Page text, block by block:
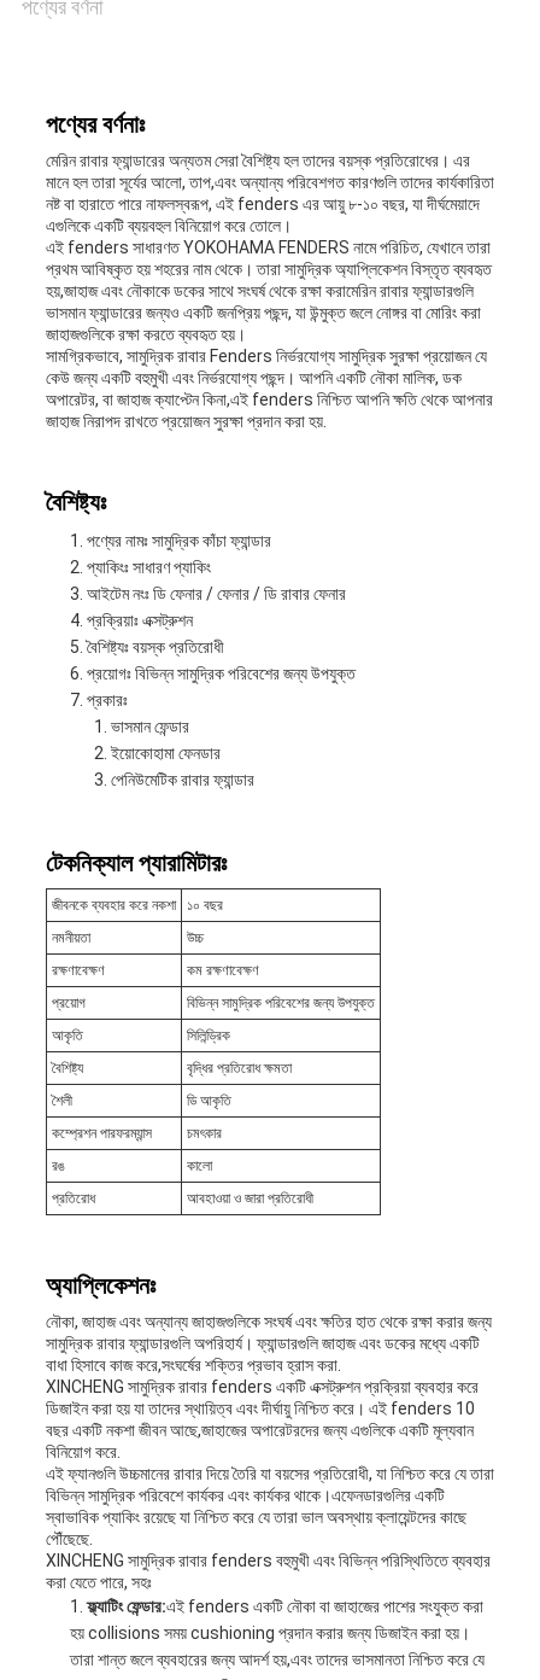
সাইট
ম্যাপ
PRIVACY
POLICY
পণ্যের বর্ণনা
পণ্যের বর্ণনাঃ
মেরিন রাবার ফ্যান্ডারের অন্যতম সেরা বৈশিষ্ট্য হল তাদের বয়স্ক প্রতিরোধের। এর
মানে হল তারা সূর্যের আলো, তাপ,এবং অন্যান্য পরিবেশগত কারণগুলি তাদের কার্যকারিতা
নষ্ট বা হারাতে পারে নাফলস্বরূপ, এই fenders এর আয়ু ৮-১০ বছর, যা দীর্ঘমেয়াদে
এগুলিকে একটি ব্যয়বহুল বিনিয়োগ করে তোলে।
এই fenders সাধারণত YOKOHAMA FENDERS নামে পরিচিত, যেখানে তারা
প্রথম আবিষ্কৃত হয় শহরের নাম থেকে। তারা সামুদ্রিক অ্যাপ্লিকেশন বিস্তৃত ব্যবহৃত
হয়,জাহাজ এবং নৌকাকে ডকের সাথে সংঘর্ষ থেকে রক্ষা করামেরিন রাবার ফ্যান্ডারগুলি
ভাসমান ফ্যান্ডারের জন্যও একটি জনপ্রিয় পছন্দ, যা উন্মুক্ত জলে নোঙ্গর বা মোরিং করা
জাহাজগুলিকে রক্ষা করতে ব্যবহৃত হয়।
সামগ্রিকভাবে, সামুদ্রিক রাবার Fenders নির্ভরযোগ্য সামুদ্রিক সুরক্ষা প্রয়োজন যে
কেউ জন্য একটি বহুমুখী এবং নির্ভরযোগ্য পছন্দ। আপনি একটি নৌকা মালিক, ডক
অপারেটর, বা জাহাজ ক্যাপ্টেন কিনা,এই fenders নিশ্চিত আপনি ক্ষতি থেকে আপনার
জাহাজ নিরাপদ রাখতে প্রয়োজন সুরক্ষা প্রদান করা হয়.
বৈশিষ্ট্যঃ
পণ্যের নামঃ সামুদ্রিক কাঁচা ফ্যান্ডার
প্যাকিংঃ সাধারণ প্যাকিং
আইটেম নংঃ ডি ফেনার / ফেনার / ডি রাবার ফেনার
প্রক্রিয়াঃ এক্সট্রুশন
বৈশিষ্ট্যঃ বয়স্ক প্রতিরোধী
প্রয়োগঃ বিভিন্ন সামুদ্রিক পরিবেশের জন্য উপযুক্ত
প্রকারঃ
ভাসমান ফেন্ডার
ইয়োকোহামা ফেনডার
পেনিউমেটিক রাবার ফ্যান্ডার
টেকনিক্যাল প্যারামিটারঃ
জীবনকে ব্যবহার করে নকশা
১০ বছর
নমনীয়তা
উচ্চ
রক্ষণাবেক্ষণ
কম রক্ষণাবেক্ষণ
প্রয়োগ
বিভিন্ন সামুদ্রিক পরিবেশের জন্য উপযুক্ত
আকৃতি
সিলিন্ড্রিক
বৈশিষ্ট্য
বৃদ্ধির প্রতিরোধ ক্ষমতা
শৈলী
ডি আকৃতি
কম্প্রেশন পারফরম্যান্স
চমৎকার
রঙ
কালো
প্রতিরোধ
আবহাওয়া ও জারা প্রতিরোধী
অ্যাপ্লিকেশনঃ
নৌকা, জাহাজ এবং অন্যান্য জাহাজগুলিকে সংঘর্ষ এবং ক্ষতির হাত থেকে রক্ষা করার জন্য
সামুদ্রিক রাবার ফ্যান্ডারগুলি অপরিহার্য। ফ্যান্ডারগুলি জাহাজ এবং ডকের মধ্যে একটি
বাধা হিসাবে কাজ করে,সংঘর্ষের শক্তির প্রভাব হ্রাস করা.
XINCHENG সামুদ্রিক রাবার fenders একটি এক্সট্রুশন প্রক্রিয়া ব্যবহার করে
ডিজাইন করা হয় যা তাদের স্থায়িত্ব এবং দীর্ঘায়ু নিশ্চিত করে। এই fenders 10
বছর একটি নকশা জীবন আছে,জাহাজের অপারেটরদের জন্য এগুলিকে একটি মূল্যবান
বিনিয়োগ করে.
এই ফ্যানগুলি উচ্চমানের রাবার দিয়ে তৈরি যা বয়সের প্রতিরোধী, যা নিশ্চিত করে যে তারা
বিভিন্ন সামুদ্রিক পরিবেশে কার্যকর এবং কার্যকর থাকে।এফেনডারগুলির একটি
স্বাভাবিক প্যাকিং রয়েছে যা নিশ্চিত করে যে তারা ভাল অবস্থায় ক্লায়েন্টদের কাছে
পৌঁছেছে.
XINCHENG সামুদ্রিক রাবার fenders বহুমুখী এবং বিভিন্ন পরিস্থিতিতে ব্যবহার
করা যেতে পারে, সহঃ
ফ্ল্যাটিং ফেন্ডার:এই fenders একটি নৌকা বা জাহাজের পাশের সংযুক্ত করা
হয় collisions সময় cushioning প্রদান করার জন্য ডিজাইন করা হয়।
তারা শান্ত জলে ব্যবহারের জন্য আদর্শ হয়,এবং তাদের ভাসমানতা নিশ্চিত করে যে